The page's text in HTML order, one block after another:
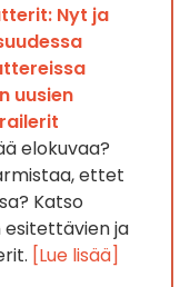
Nyt ja
uusien
elokuvaa?
ettet
Katso
ja
[Lue lisää]